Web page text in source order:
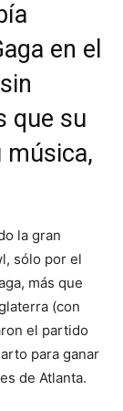
en el
que su
música,
la gran
sólo por el
más que
(con
el partido
para ganar
de Atlanta.